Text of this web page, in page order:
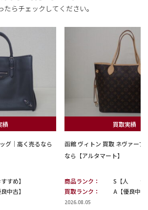
たらチェックしてください。
績
グ｜高く売るなら
すめ】
中古】
買取実績
函館 ヴィトン 買取 ネヴァーフ
なら【アルタマート】
商品ランク：
S【人 気
買取ランク：
A【優良中古
2026.08.05